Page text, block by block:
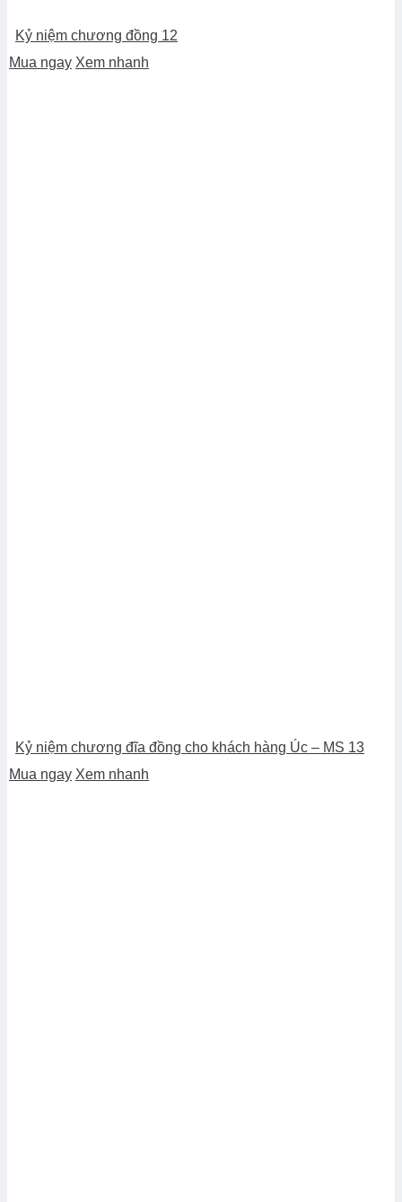
Kỷ niệm chương đồng 12
Mua ngay Xem nhanh
Kỷ niệm chương đĩa đồng cho khách hàng Úc – MS 13
Mua ngay Xem nhanh